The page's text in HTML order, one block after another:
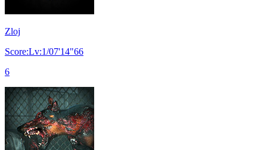
Zloj
Score:Lv:1/07'14"66
6